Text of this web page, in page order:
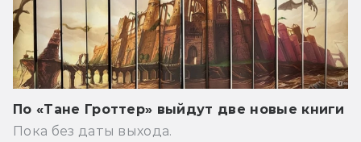
По «Тане Гроттер» выйдут две новые книги
Пока без даты выхода.